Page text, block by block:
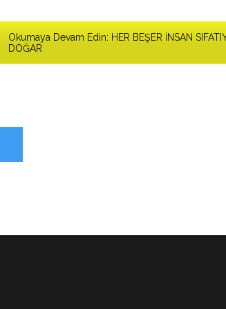
Okumaya Devam Edin: HER BEŞER İNSAN
DOĞAR